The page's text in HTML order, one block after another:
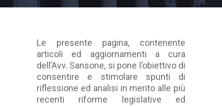
Le presente pagina, contenente
articoli ed aggiornamenti a cura
dell’Avv. Sansone, si pone l’obiettivo di
consentire e stimolare spunti di
riflessione ed analisi in merito alle più
recenti riforme legislative ed